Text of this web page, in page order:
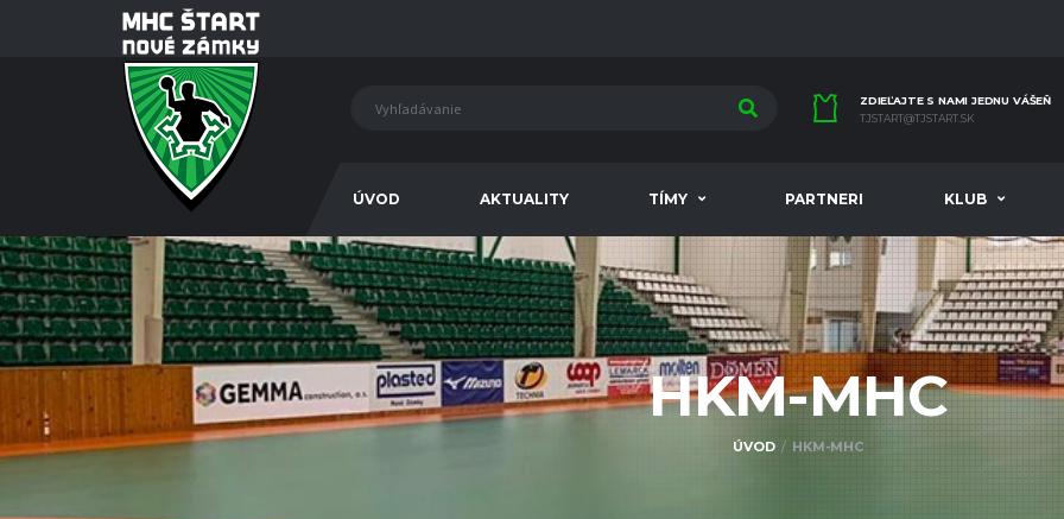
ZDIEĽAJTE S NAMI JEDNU VÁŠEŇ
TJSTART@TJSTART.SK
ÚVOD AKTUALITY TÍMY PARTNERI KLUB
HKM-MHC
ÚVOD HKM-MHC